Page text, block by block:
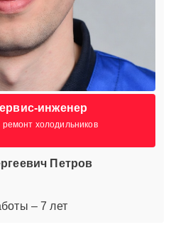
инженер
холодильников
Петров
– 7 лет